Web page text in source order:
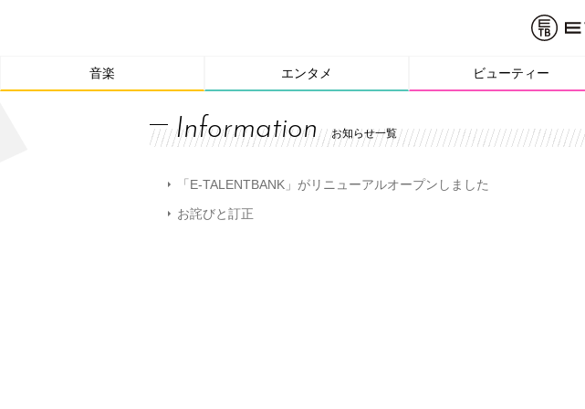
音楽 エンタメ ビューティー
Information お知らせ一覧
「E-TALENTBANK」がリニューアルオープンしました
お詫びと訂正